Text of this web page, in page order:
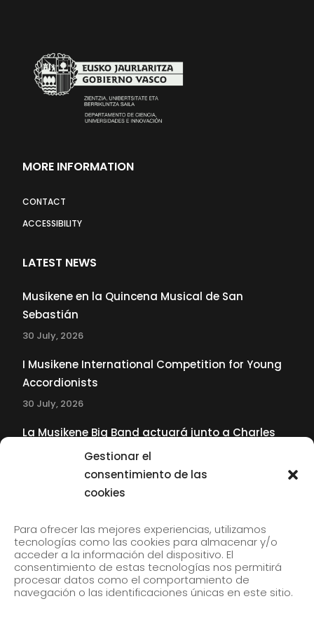
Gestionar el
consentimiento de las
cookies
Para ofrecer las mejores experiencias, utilizamos
tecnologías como las cookies para almacenar y/o
acceder a la información del dispositivo. El
consentimiento de estas tecnologías nos permitirá
procesar datos como el comportamiento de
navegación o las identificaciones únicas en este sitio.
MORE INFORMATION
CONTACT
ACCESSIBILITY
LATEST NEWS
Musikene en la Quincena Musical de San
Sebastián
30 July, 2026
I Musikene International Competition for Young
Accordionists
30 July, 2026
La Musikene Big Band actuará junto a Charles
Tolliver en el 61 Jazzaldia
Subscribe to our newsletter to receive our news by
email.